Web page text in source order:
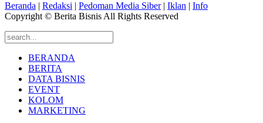
Beranda | Redaksi | Pedoman Media Siber| Iklan | Info
Copyright © Berita Bisnis All Rights Reserved
BERANDA
BERITA
DATA BISNIS
EVENT
KOLOM
MARKETING